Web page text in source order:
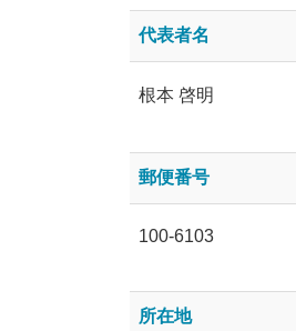
代表者名
根本 啓明
郵便番号
100-6103
所在地